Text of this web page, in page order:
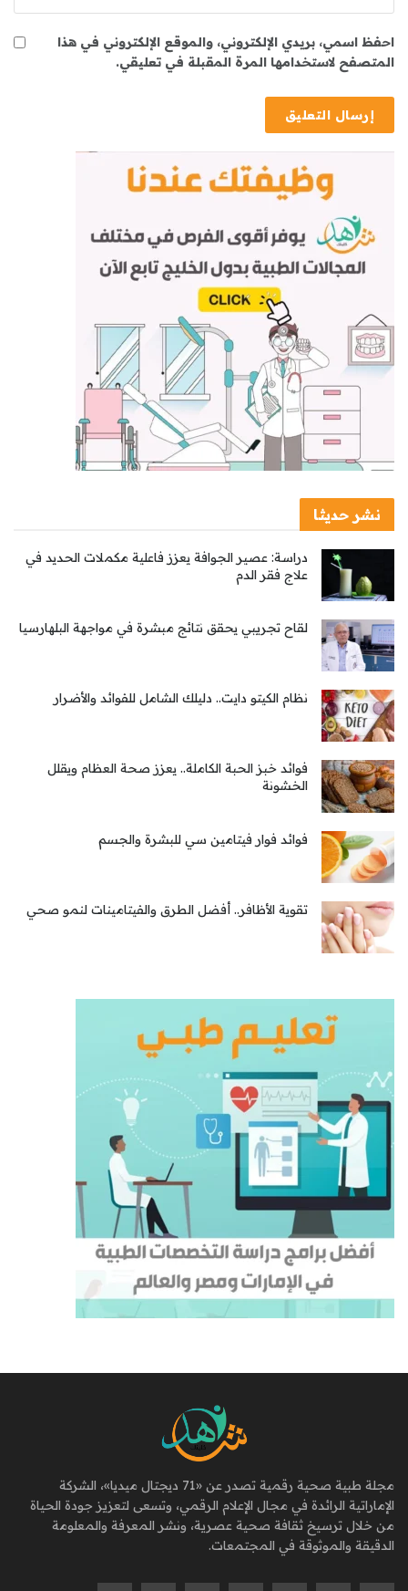
احفظ اسمي، بريدي الإلكتروني، والموقع الإلكتروني في هذا
المتصفح لاستخدامها المرة المقبلة في تعليقي.
نشر حديثا
دراسة: عصير الجوافة يعزز فاعلية مكملات الحديد في
علاج فقر الدم
لقاح تجريبي يحقق نتائج مبشرة في مواجهة البلهارسيا
نظام الكيتو دايت.. دليلك الشامل للفوائد والأضرار
فوائد خبز الحبة الكاملة.. يعزز صحة العظام ويقلل
الخشونة
فوائد فوار فيتامين سي للبشرة والجسم
تقوية الأظافر.. أفضل الطرق والفيتامينات لنمو صحي
مجلة طبية صحية رقمية تصدر عن «71 ديجتال ميديا»، الشركة
الإماراتية الرائدة في مجال الإعلام الرقمي، وتسعى لتعزيز جودة الحياة
من خلال ترسيخ ثقافة صحية عصرية، ونشر المعرفة والمعلومة
الدقيقة والموثوقة في المجتمعات.